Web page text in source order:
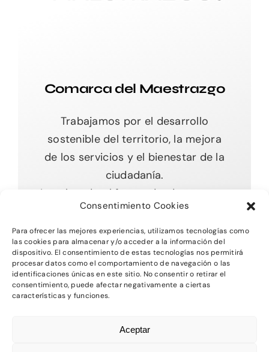
Consentimiento Cookies
Para ofrecer las mejores experiencias, utilizamos tecnologías como
las cookies para almacenar y/o acceder a la información del
dispositivo. El consentimiento de estas tecnologías nos permitirá
procesar datos como el comportamiento de navegación o las
identificaciones únicas en este sitio. No consentir o retirar el
consentimiento, puede afectar negativamente a ciertas
características y funciones.
Aceptar
Comarca del Maestrazgo
Trabajamos por el desarrollo
sostenible del territorio, la mejora
de los servicios y el bienestar de la
ciudadanía.
Impulsando el futuro desde nuestras
raíces.
Toggle
Navigation
Inicio
Aviso Legal-Política de Privacidad